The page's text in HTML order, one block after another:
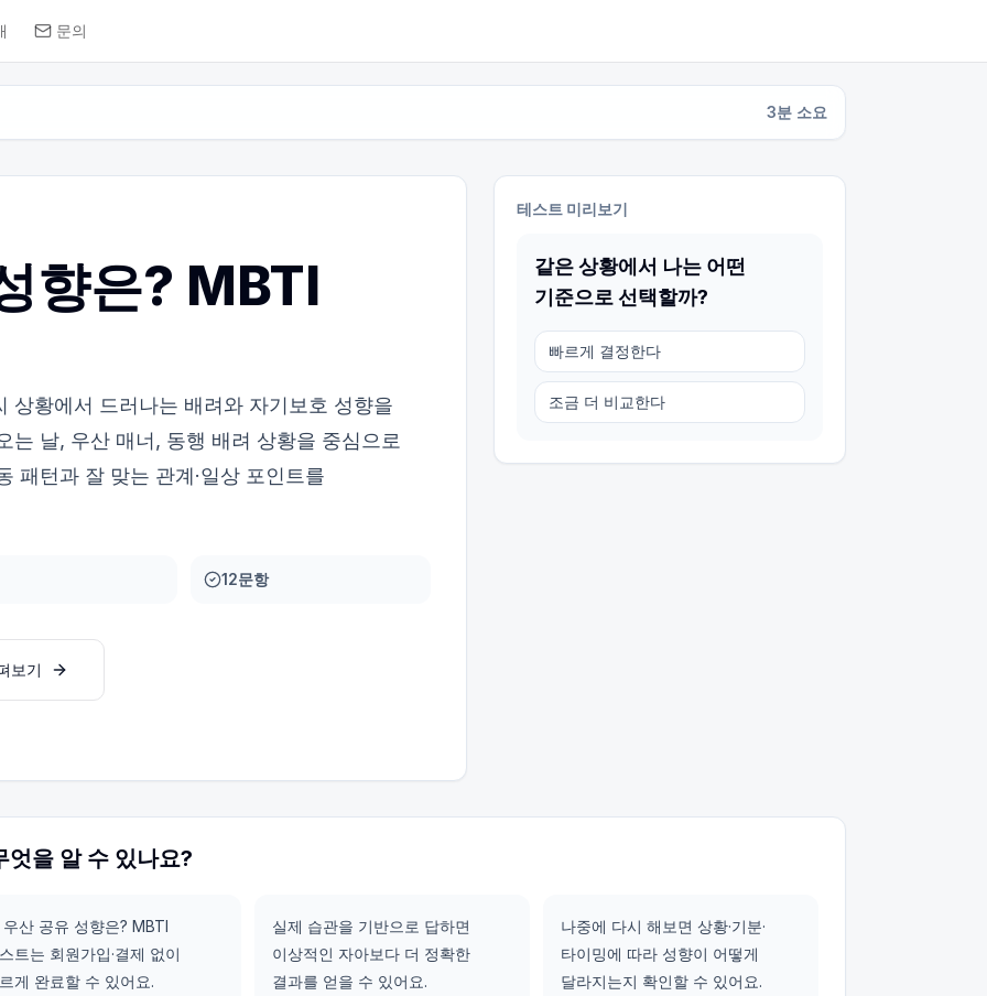
문의
3분 소요
향은? MBTI
상황에서 드러나는 배려와 자기보호 성향을
는 날, 우산 매너, 동행 배려 상황을 중심으로
패턴과 잘 맞는 관계·일상 포인트를
12문항
보기
테스트 미리보기
같은 상황에서 나는 어떤
기준으로 선택할까?
빠르게 결정한다
조금 더 비교한다
엇을 알 수 있나요?
산 공유 성향은? MBTI
트는 회원가입·결제 없이
게 완료할 수 있어요.
실제 습관을 기반으로 답하면
이상적인 자아보다 더 정확한
결과를 얻을 수 있어요.
나중에 다시 해보면 상황·기분·
타이밍에 따라 성향이 어떻게
달라지는지 확인할 수 있어요.